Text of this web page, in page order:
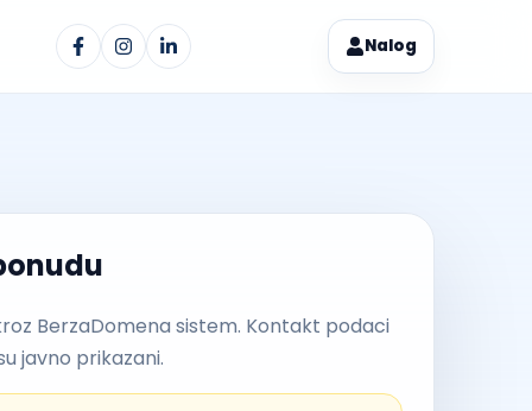
Nalog
BerzaDomena sistem. Kontakt podaci
javno prikazani.